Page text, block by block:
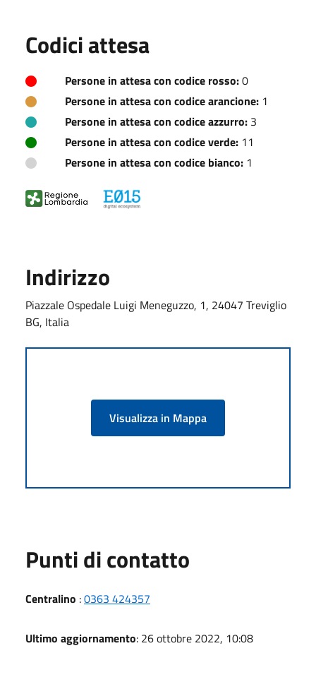
Codici attesa
Persone in attesa con codice rosso:0
Persone in attesa con codice arancione: 1
Persone in attesa con codice azzurro: 3
Persone in attesa con codice verde: 11
Persone in attesa con codice bianco: 1
Indirizzo
Piazzale Ospedale Luigi Meneguzzo, 1, 24047 Treviglio
BG, Italia
Visualizza in Mappa
Punti di contatto
Centralino :0363 424357
Ultimo aggiornamento: 26 ottobre 2022, 10:08